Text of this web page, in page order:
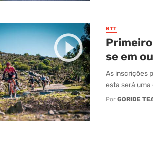
BTT
se em
As inscrições
esta será
Por GORIDE